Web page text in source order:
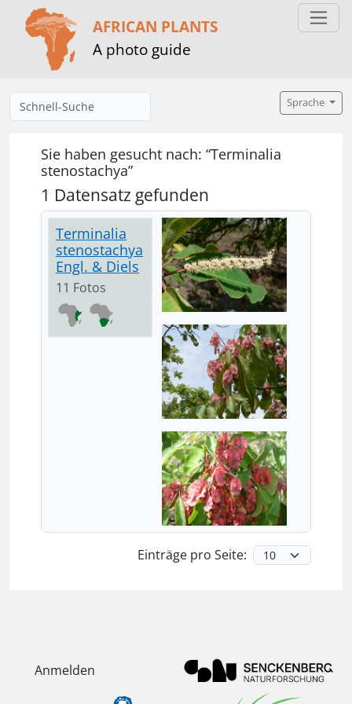
AFRICAN PLANTS
A photo guide
Sprache
Sie haben gesucht nach: “Terminalia
stenostachya”
1 Datensatz gefunden
Terminalia
stenostachya
Engl. & Diels
11 Fotos
Einträge pro Seite:
Anmelden